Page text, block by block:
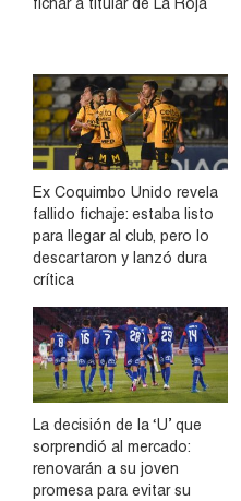
Ex Coquimbo Unido revela
fallido fichaje: estaba listo
para llegar al club, pero lo
descartaron y lanzó dura
crítica
La decisión de la ‘U’ que
sorprendió al mercado:
renovarán a su joven
promesa para evitar su